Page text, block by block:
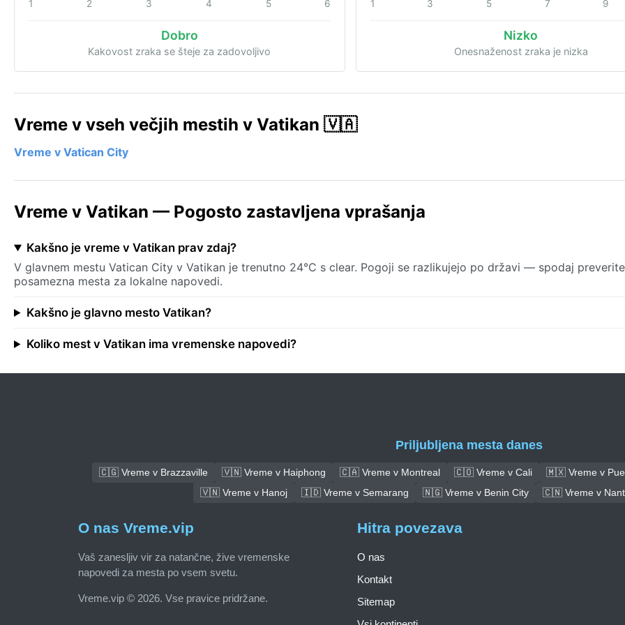
1 2 3 4 5 6
Dobro
Kakovost zraka se šteje za zadovoljivo
1 3 5 7 9
Nizko
Onesnaženost zraka je nizka
Vreme v vseh večjih mestih v Vatikan 🇻🇦
Vreme v Vatican City
Vreme v Vatikan — Pogosto zastavljena vprašanja
Kakšno je vreme v Vatikan prav zdaj?
V glavnem mestu Vatican City v Vatikan je trenutno 24°C s clear. Pogoji se razlikujejo po državi — spodaj preverite
posamezna mesta za lokalne napovedi.
Kakšno je glavno mesto Vatikan?
Koliko mest v Vatikan ima vremenske napovedi?
Priljubljena mesta danes
🇨🇬 Vreme v Brazzaville 🇻🇳 Vreme v Haiphong 🇨🇦 Vreme v Montreal 🇨🇴 Vreme v Cali
🇲🇽 Vreme v
🇻🇳 Vreme v Hanoj
🇮🇩 Vreme v Semarang 🇳🇬 Vreme v Benin City 🇨🇳 Vreme v
O nas Vreme.vip
Vaš zanesljiv vir za natančne, žive vremenske
napovedi za mesta po vsem svetu.
Vreme.vip © 2026. Vse pravice pridržane.
Hitra povezava
O nas
Kontakt
Sitemap